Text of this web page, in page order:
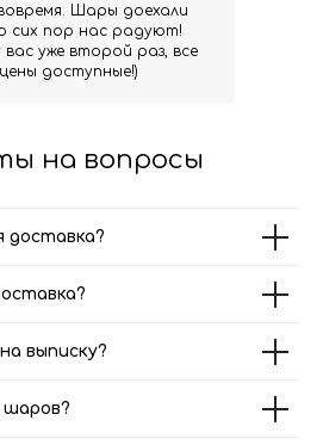
Шары доехали
сих пор нас радуют!
уже второй раз, все
доступные!)
на вопросы
доставка?
выписку?
шаров?